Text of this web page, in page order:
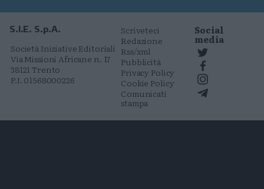
S.I.E. S.p.A.
Società Iniziative Editoriali
Via Missioni Africane n. 17
38121 Trento
P.I. 01568000226
Scriveteci
Redazione
Rss/xml
Pubblicità
Privacy Policy
Cookie Policy
Comunicati
stampa
Social
media